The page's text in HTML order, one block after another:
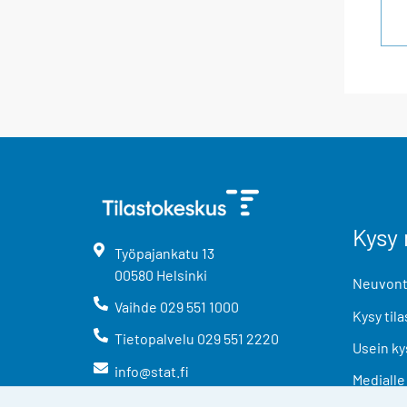
Työpajankatu 13
00580 Helsinki
Vaihde 029 551 1000
Tietopalvelu 029 551 2220
info@stat.fi
Kysy
Usein
Medialle